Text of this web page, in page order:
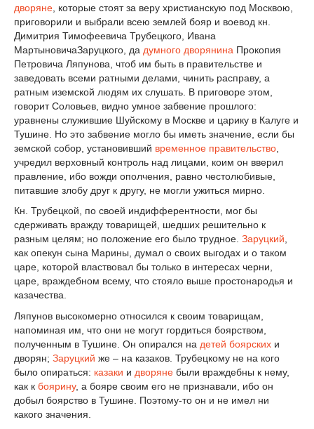
дворяне , которые стоят за веру христианскую под Москвою,
приговорили и выбрали всею землей бояр и воевод кн.
Димитрия Тимофеевича Трубецкого, Ивана
МартыновичаЗаруцкого, да думного дворянина Прокопия
Петровича Ляпунова, чтоб им быть в правительстве и
заведовать всеми ратными делами, чинить расправу, а
ратным иземской людям их слушать. В приговоре этом,
говорит Соловьев, видно умное забвение прошлого:
уравнены служившие Шуйскому в Москве и царику в Калуге и
Тушине. Но это забвение могло бы иметь значение, если бы
земской собор, установивший временное правительство
учредил верховный контроль над лицами, коим он вверил
правление, ибо вожди ополчения, равно честолюбивые,
питавшие злобу друг к другу, не могли ужиться мирно.
Кн. Трубецкой, по своей индифферентности, мог бы
сдерживать вражду товарищей, шедших решительно к
разным целям; но положение его было трудное. Заруцкий,
как опекун сына Марины, думал о своих выгодах и о таком
царе, которой властвовал бы только в интересах черни,
царе, враждебном всему, что стояло выше простонародья и
казачества.
Ляпунов высокомерно относился к своим товарищам,
напоминая им, что они не могут гордиться боярством,
полученным в Тушине. Он опирался на детей боярских и
дворян; Заруцкий же – на казаков. Трубецкому не на кого
было опираться: казаки и дворяне были враждебны к нему,
как к боярину, а бояре своим его не признавали, ибо он
добыл боярство в Тушине. Поэтому-то он и не имел ни
какого значения.